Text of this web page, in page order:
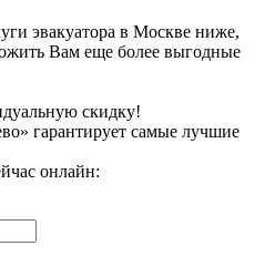
эвакуатора в Москве ниже,
Вам еще более выгодные
скидку!
гарантирует самые лучшие
онлайн: